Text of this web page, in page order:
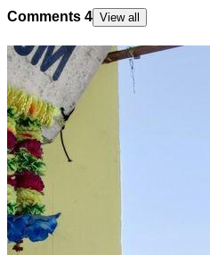
Comments 4 View all